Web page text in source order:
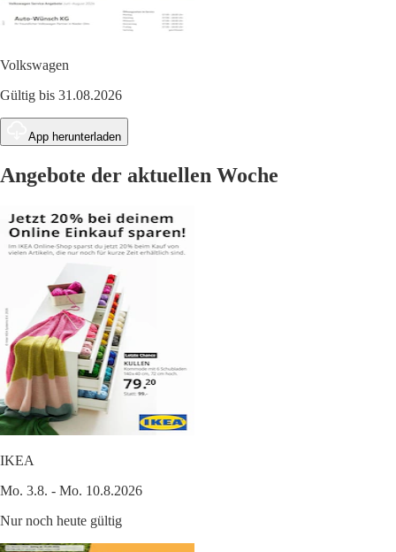
Volkswagen
Gültig bis 31.08.2026
App herunterladen
Angebote der aktuellen Woche
IKEA
Mo. 3.8. - Mo. 10.8.2026
Nur noch heute gültig